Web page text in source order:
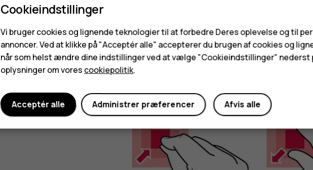
Lad fingeren hurtigt svippe op eller ned på
rulningen.
Zoom ind eller ud
Cookieindstillinger
Vi bruger cookies og lignende teknologier til at forbedre Deres oplevelse og til
annoncer. Ved at klikke på "Acceptér alle" accepterer du brugen af cookies og
når som helst ændre dine indstillinger ved at vælge "Cookieindstillinger" nederst
oplysninger om vores cookiepolitik.
Afvis alle
Administrer præferencer
Acceptér alle